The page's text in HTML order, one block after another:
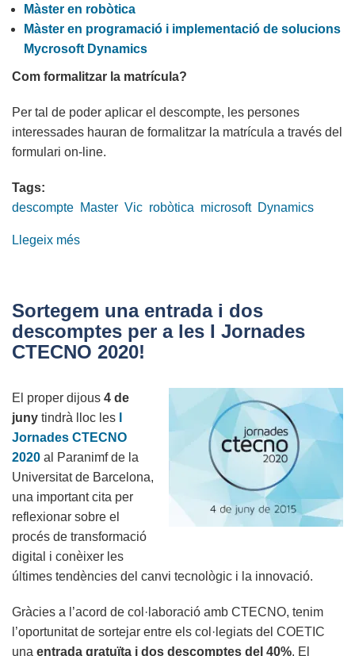
Màster en robòtica
Màster en programació i implementació de solucions
Mycrosoft Dynamics
Com formalitzar la matrícula?
Per tal de poder aplicar el descompte, les persones
interessades hauran de formalitzar la matrícula a través del
formulari on-line.
Tags:
descompte Master Vic robòtica microsoft Dynamics
Llegeix més
en
el
Màster
Robòtica
i
de
Microsoft
Dynamics
de
la
Universitat
de
Vic
Sortegem una entrada i dos
descomptes per a les I Jornades
CTECNO 2020!
El proper dijous 4 de
juny tindrà lloc les
Jornades CTECNO
2020 al Paranimf de la
Universitat de Barcelona,
una important cita per
reflexionar sobre el
procés de transformació
digital i conèixer les
últimes tendències del canvi tecnològic i la innovació.
Gràcies a l’acord de col·laboració amb CTECNO, tenim
l’oportunitat de sortejar entre els col·legiats del COETIC
una entrada gratuïta i dos descomptes del 40%. El